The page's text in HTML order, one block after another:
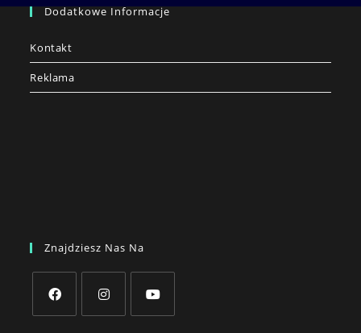
Dodatkowe Informacje
Kontakt
Reklama
Znajdziesz Nas Na